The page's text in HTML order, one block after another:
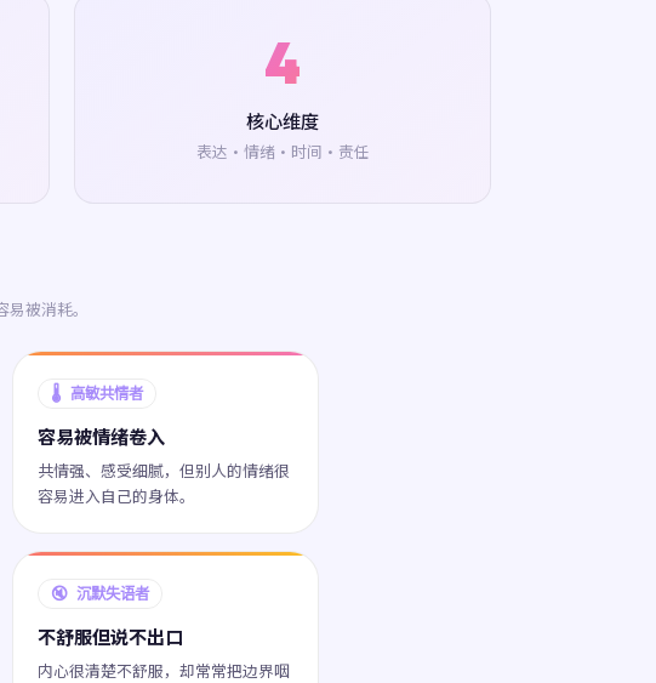
4
核心维度
表达·情绪·时间·责任
被消耗。
🌡️ 高敏共情者
容易被情绪卷入
共情强、感受细腻，但别人的情绪很
容易进入自己的身体。
🔇 沉默失语者
不舒服但说不出口
内心很清楚不舒服，却常常把边界咽